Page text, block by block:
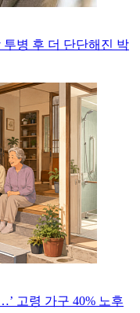
병 후 더 단단해진 박
고령 가구 40% 노후